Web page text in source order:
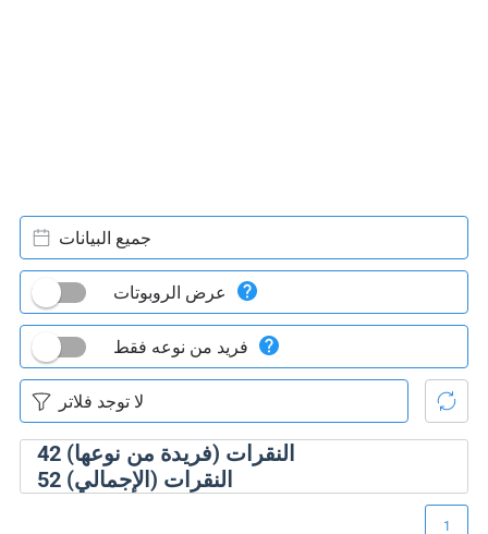
42 النقرات (فريدة من نوعها)
52 النقرات (الإجمالي)
جميع البيانات
عرض الروبوتات
فريد من نوعه فقط
1